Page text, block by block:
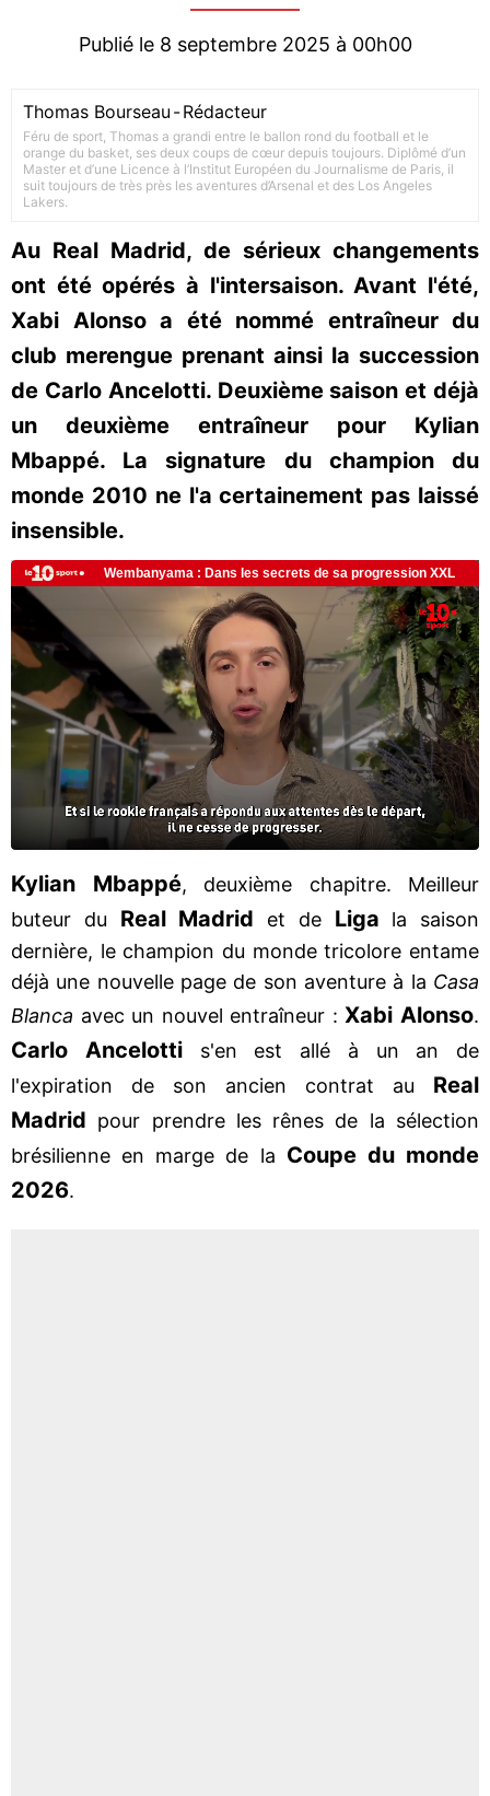
Publié le 8 septembre 2025 à 00h00
Thomas Bourseau -Rédacteur
Féru de sport, Thomas a grandi entre le ballon rond du football et le
orange du basket, ses deux coups de cœur depuis toujours. Diplômé d’un
Master et d’une Licence à l’Institut Européen du Journalisme de Paris, il
suit toujours de très près les aventures d’Arsenal et des Los Angeles
Lakers.
Au Real Madrid, de sérieux changements
ont été opérés à l'intersaison. Avant l'été,
Xabi Alonso a été nommé entraîneur du
club merengue prenant ainsi la succession
de Carlo Ancelotti. Deuxième saison et déjà
un deuxième entraîneur pour Kylian
Mbappé. La signature du champion du
monde 2010 ne l'a certainement pas laissé
insensible.
Kylian Mbappé, deuxième chapitre. Meilleur
buteur du Real Madrid et de Liga
la saison
dernière, le champion du monde tricolore entame
déjà une nouvelle page de son aventure à la Casa
Blanca avec un nouvel entraîneur :Xabi Alonso.
Carlo Ancelotti
s'en est allé à un an de
l'expiration de son ancien contrat au Real
Madrid pour prendre les rênes de la sélection
brésilienne en marge de la Coupe du monde
2026.